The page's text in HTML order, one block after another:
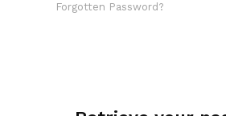
Forgotten Password?